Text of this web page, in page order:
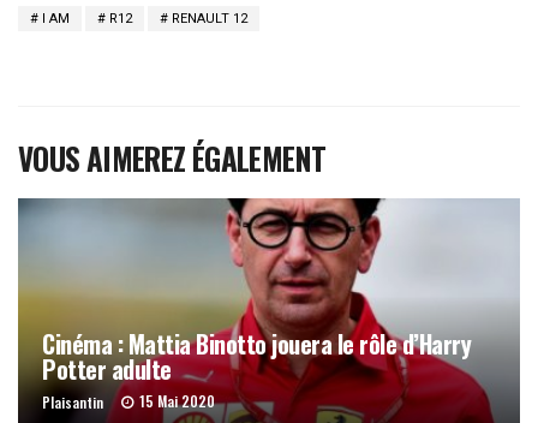
I AM R12 RENAULT 12
VOUS AIMEREZ ÉGALEMENT
Cinéma : Mattia Binotto jouera le rôle d’Harry
Potter adulte
Plaisantin 15 Mai 2020